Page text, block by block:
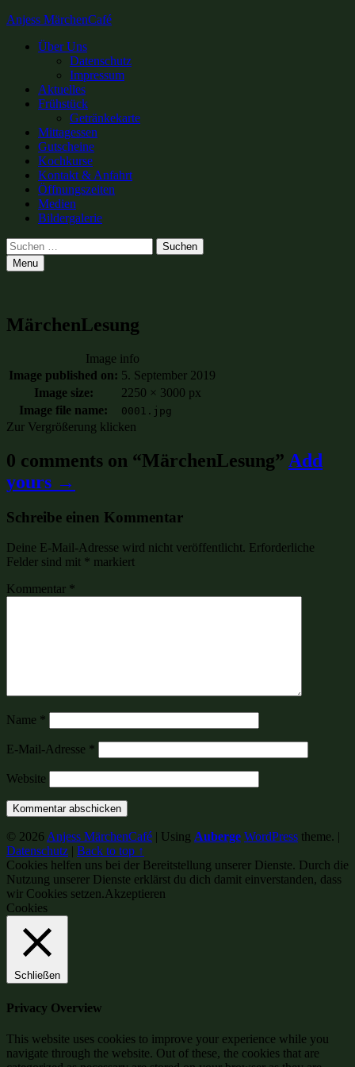
Anjess MärchenCafé
Primary
Über Uns
Datenschutz
Impressum
Aktuelles
Frühstück
Getränkekarte
Mittagessen
Gutscheine
Kochkurse
Kontakt & Anfahrt
Öffnungszeiten
Medien
Bildergalerie
Search
Suchen
nach:
Menu
MärchenLesung
Image info
Image published on: 5. September 2019
Image size:
2250 × 3000 px
Image file name:
0001.jpg
Zur Vergrößerung klicken
0 comments on “MärchenLesung” Add
yours →
Schreibe einen Kommentar
Deine E-Mail-Adresse wird nicht veröffentlicht. Erforderliche
Felder sind mit * markiert
Kommentar *
Name *
E-Mail-Adresse *
Website
© 2026 Anjess MärchenCafé | Using Auberge WordPress theme. |
Datenschutz | Back to top ↑
Cookies helfen uns bei der Bereitstellung unserer Dienste. Durch die
Nutzung unserer Dienste erklärst du dich damit einverstanden, dass
wir Cookies setzen.Akzeptieren
Cookies
Schließen
Privacy Overview
This website uses cookies to improve your experience while you
navigate through the website. Out of these, the cookies that are